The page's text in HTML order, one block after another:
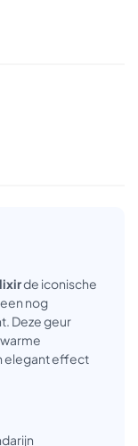
de iconische
nog
Deze geur
elegant effect